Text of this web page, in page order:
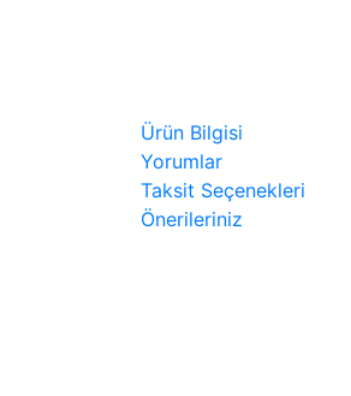
Ürün Bilgisi
Yorumlar
Taksit Seçenekleri
Önerileriniz